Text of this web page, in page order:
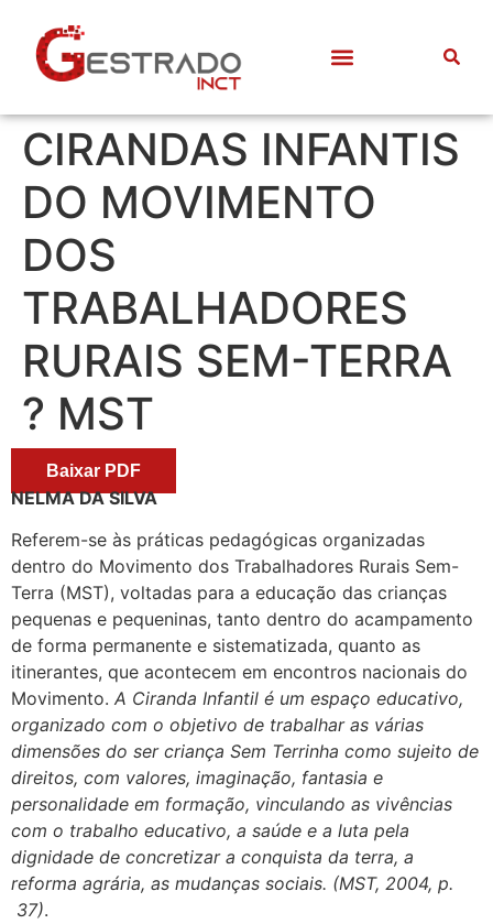
CIRANDAS INFANTIS
DO MOVIMENTO
DOS
TRABALHADORES
RURAIS SEM-TERRA
? MST
Baixar PDF
NELMA DA SILVA
Referem-se às práticas pedagógicas organizadas
dentro do Movimento dos Trabalhadores Rurais Sem-
Terra (MST), voltadas para a educação das crianças
pequenas e pequeninas, tanto dentro do acampamento
de forma permanente e sistematizada, quanto as
itinerantes, que acontecem em encontros nacionais do
Movimento. A Ciranda Infantil é um espaço educativo,
organizado com o objetivo de trabalhar as várias
dimensões do ser criança Sem Terrinha como sujeito de
direitos, com valores, imaginação, fantasia e
personalidade em formação, vinculando as vivências
com o trabalho educativo, a saúde e a luta pela
dignidade de concretizar a conquista da terra, a
reforma agrária, as mudanças sociais. (MST, 2004, p.
37).